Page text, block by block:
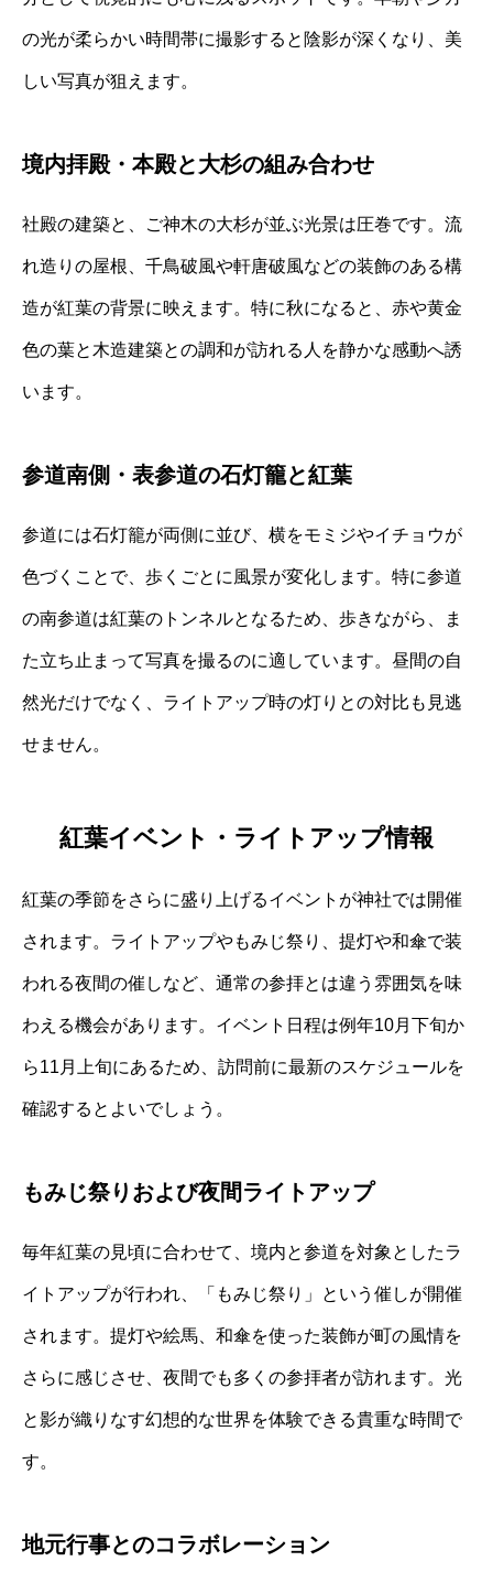
の光が柔らかい時間帯に撮影すると陰影が深くなり、美
しい写真が狙えます。
境内拝殿・本殿と大杉の組み合わせ
社殿の建築と、ご神木の大杉が並ぶ光景は圧巻です。流
れ造りの屋根、千鳥破風や軒唐破風などの装飾のある構
造が紅葉の背景に映えます。特に秋になると、赤や黄金
色の葉と木造建築との調和が訪れる人を静かな感動へ誘
います。
参道南側・表参道の石灯籠と紅葉
参道には石灯籠が両側に並び、横をモミジやイチョウが
色づくことで、歩くごとに風景が変化します。特に参道
の南参道は紅葉のトンネルとなるため、歩きながら、ま
た立ち止まって写真を撮るのに適しています。昼間の自
然光だけでなく、ライトアップ時の灯りとの対比も見逃
せません。
紅葉イベント・ライトアップ情報
紅葉の季節をさらに盛り上げるイベントが神社では開催
されます。ライトアップやもみじ祭り、提灯や和傘で装
われる夜間の催しなど、通常の参拝とは違う雰囲気を味
わえる機会があります。イベント日程は例年10月下旬か
ら11月上旬にあるため、訪問前に最新のスケジュールを
確認するとよいでしょう。
もみじ祭りおよび夜間ライトアップ
毎年紅葉の見頃に合わせて、境内と参道を対象としたラ
イトアップが行われ、「もみじ祭り」という催しが開催
されます。提灯や絵馬、和傘を使った装飾が町の風情を
さらに感じさせ、夜間でも多くの参拝者が訪れます。光
と影が織りなす幻想的な世界を体験できる貴重な時間で
す。
地元行事とのコラボレーション